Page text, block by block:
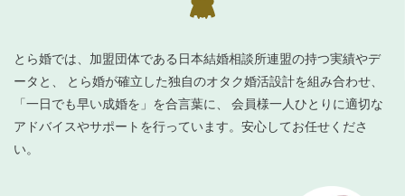
とら婚では、加盟団体である日本結婚相談所連盟の持つ実績やデ
ータと、 とら婚が確立した独自のオタク婚活設計を組み合わせ、
「一日でも早い成婚を」を合言葉に、 会員様一人ひとりに適切な
アドバイスやサポートを行っています。安心してお任せくださ
い。